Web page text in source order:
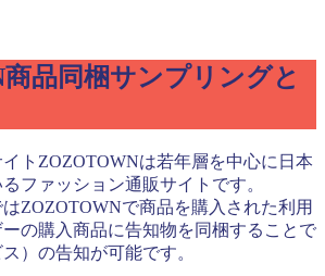
品同梱サンプリングと
トZOZOTOWNは若年層を中心に日本
ファッション通販サイトです。
ZOZOTOWNで商品を購入された利用
の購入商品に告知物を同梱することで
）の告知が可能です。